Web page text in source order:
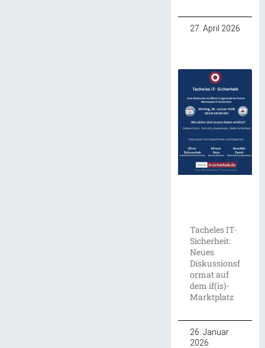
27. April 2026
Tacheles IT-
Sicherheit:
Neues
Diskussionsf
ormat auf
dem if(is)-
Marktplatz
26. Januar
2026